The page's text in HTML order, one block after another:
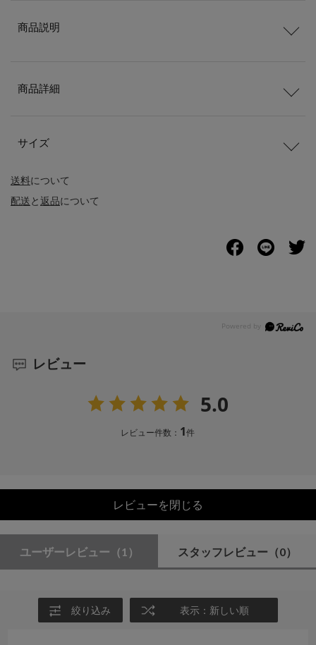
送料について
配送と返品について
商品説明
商品詳細
サイズ
レビュー
5.0
レビュー件数： 1件
レビューを閉じる
ユーザーレビュー （1） スタッフレビュー （0）
絞り込み 表示：新しい順